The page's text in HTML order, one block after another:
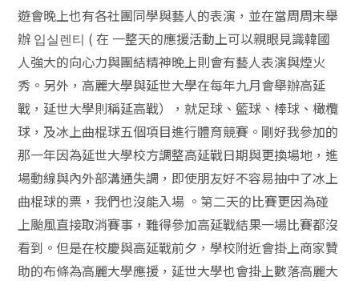
遊會晚上也有各社團同學與藝人的表演，並在當周周末舉
辦 입실렌티 ( 在 一整天的應援活動上可以親眼見識韓國
人強大的向心力與團結精神晚上則會有藝人表演與煙火
秀。另外，高麗大學與延世大學在每年九月會舉辦高延
戰，延世大學則稱延高戰），就足球、籃球、棒球、橄欖
球，及冰上曲棍球五個項目進行體育競賽。剛好我參加的
那一年因為延世大學校方調整高延戰日期與更換場地，進
場動線與內外部溝通失調，即使朋友好不容易抽中了冰上
曲棍球的票，我們也沒能入場 。第二天的比賽更因為碰
上颱風直接取消賽事，難得參加高延戰結果一場比賽都沒
看到。但是在校慶與高延戰前夕，學校附近會掛上商家贊
助的布條為高麗大學應援，延世大學也會掛上數落高麗大